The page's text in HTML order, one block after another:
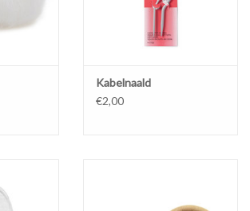
Kabelnaald
€2,00